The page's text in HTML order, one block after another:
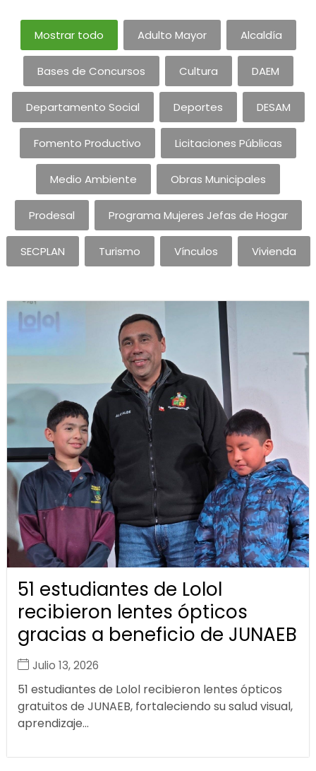
Mostrar todo Adulto Mayor Alcaldía
Bases de Concursos Cultura DAEM
Departamento Social Deportes DESAM
Fomento Productivo Licitaciones Públicas
Medio Ambiente Obras Municipales
Prodesal Programa Mujeres Jefas de Hogar
SECPLAN Turismo Vínculos Vivienda
51 estudiantes de Lolol
recibieron lentes ópticos
gracias a beneficio de JUNAEB
Julio 13, 2026
51 estudiantes de Lolol recibieron lentes ópticos
gratuitos de JUNAEB, fortaleciendo su salud visual,
aprendizaje...